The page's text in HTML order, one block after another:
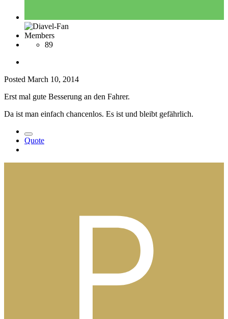
Members
89
Posted March 10, 2014
Erst mal gute Besserung an den Fahrer.
Da ist man einfach chancenlos. Es ist und bleibt gefährlich.
Quote